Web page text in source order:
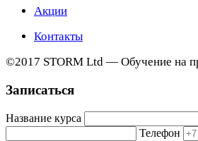
Акции
Контакты
©2017 STORM Ltd — Обучение на
Записаться
Название курса
Телефон